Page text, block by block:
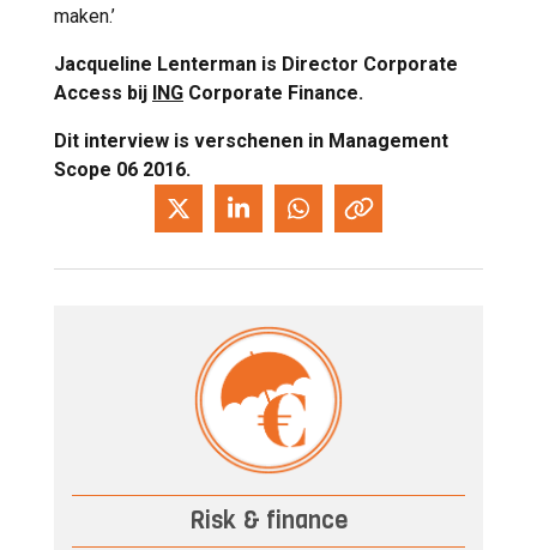
maken.’
Jacqueline Lenterman is Director Corporate
Access bij ING Corporate Finance.
Dit interview is verschenen in Management
Scope 06 2016.
Risk & finance